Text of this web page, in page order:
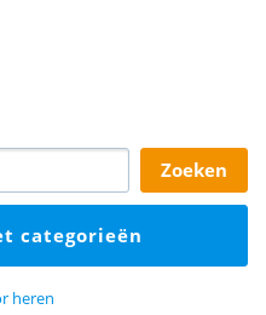
zoeken
categorieën
heren